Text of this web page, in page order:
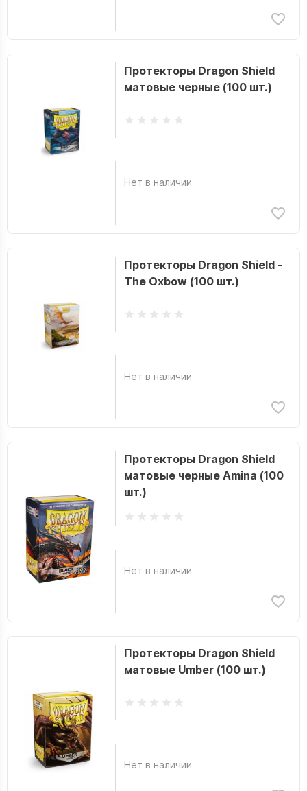
Протекторы Dragon Shield
матовые черные (100 шт.)
Нет в наличии
Протекторы Dragon Shield -
The Oxbow (100 шт.)
Нет в наличии
Протекторы Dragon Shield
матовые черные Amina (100
шт.)
Нет в наличии
Протекторы Dragon Shield
матовые Umber (100 шт.)
Нет в наличии